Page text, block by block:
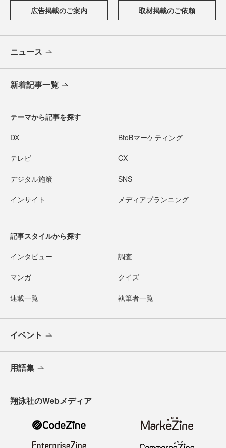
広告掲載のご案内 取材掲載のご依頼
ニュース
新着記事一覧
テーマから記事を探す
DX BtoBマーケティング
テレビ CX
デジタル施策 SNS
インサイト メディアプランニング
記事スタイルから探す
インタビュー 調査
マンガ クイズ
連載一覧 執筆者一覧
イベント
用語集
翔泳社のWebメディア